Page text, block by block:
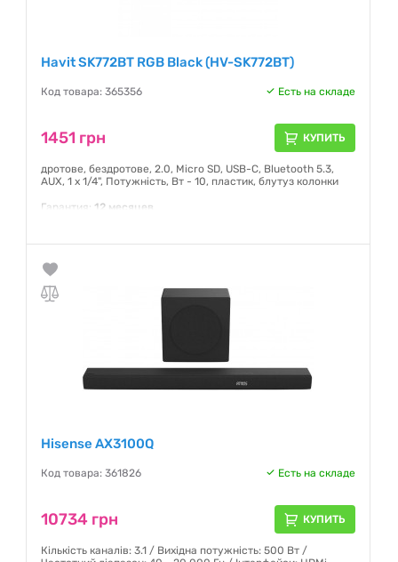
Havit SK772BT RGB Black (HV-SK772BT)
Код товара: 365356 Есть на складе
1451 грн КУПИТЬ
дротове, бездротове, 2.0, Micro SD, USB-C, Bluetooth 5.3,
AUX, 1 x 1/4", Потужність, Вт - 10, пластик, блутуз колонки
Гарантия: 12 месяцев
Hisense AX3100Q
Код товара: 361826 Есть на складе
10734 грн КУПИТЬ
Кількість каналів: 3.1 / Вихідна потужність: 500 Вт /